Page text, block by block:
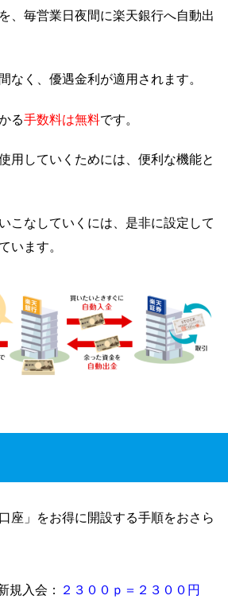
、毎営業日夜間に楽天銀行へ自動出
なく、優遇金利が適用されます。
る手数料は無料です。
用していくためには、便利な機能と
こなしていくには、是非に設定して
います。
座」をお得に開設する手順をおさら
規入会： ２３ ００ｐ＝２３ ００円